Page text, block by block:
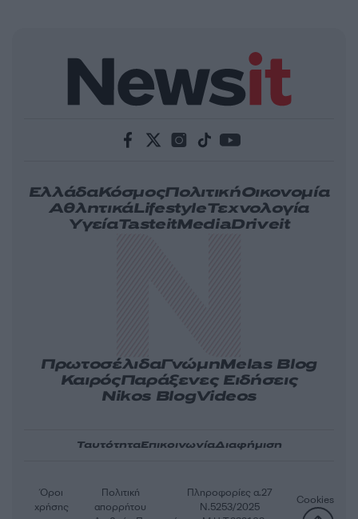
ΕλλάδαΚόσμοςΠολιτικήΟικονομία
ΑθλητικάLifestyleΤεχνολογία
ΥγείαTasteitMediaDriveit
ΠρωτοσέλιδαΓνώμηMelas Blog
ΚαιρόςΠαράξενες Ειδήσεις
Nikos BlogVideos
ΤαυτότηταΕπικοινωνίαΔιαφήμιση
Όροι
χρήσης
Πολιτική
απορρήτου
Πληροφορίες α.27
Ν.5253/2025
Cookies